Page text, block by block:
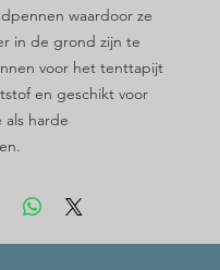
waardoor ze
in de grond zijn te
voor het tenttapijt
en geschikt voor
als harde